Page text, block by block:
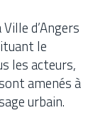
d’Angers
le
les acteurs,
amenés à
urbain.